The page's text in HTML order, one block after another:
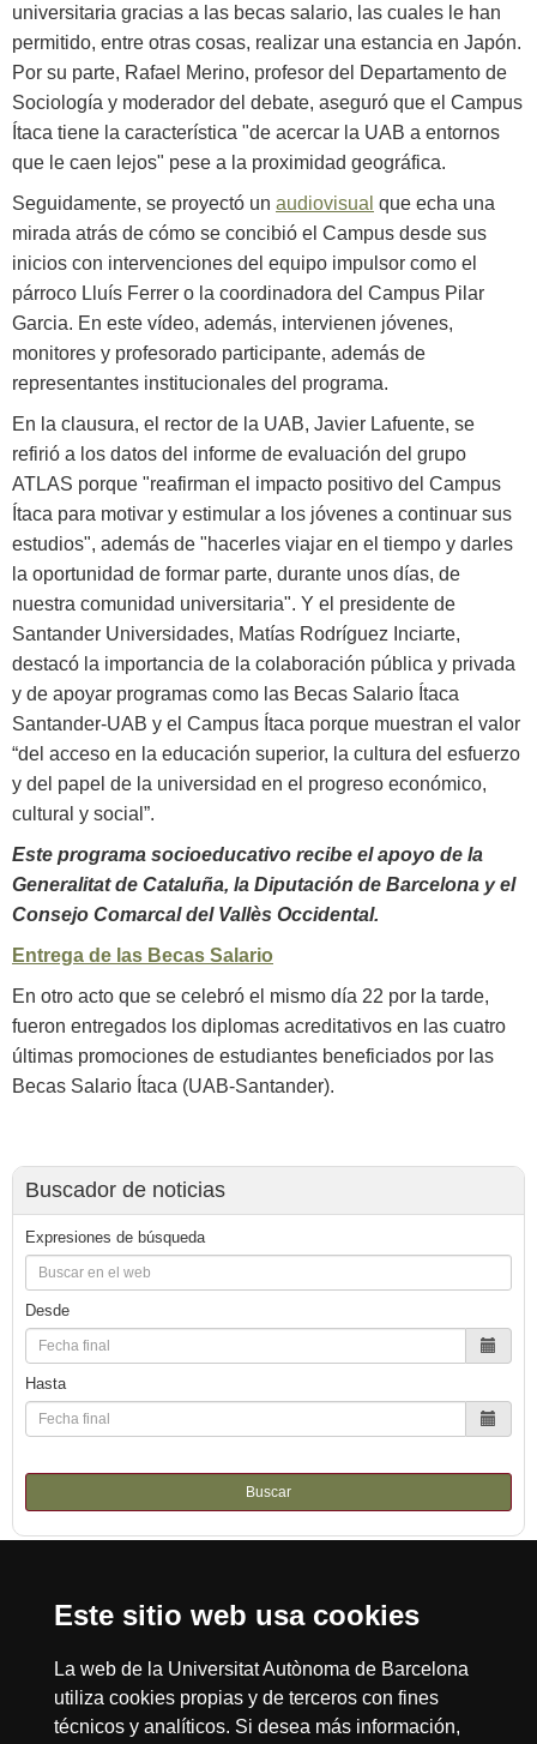
Este sitio web usa cookies
La web de la Universitat Autònoma de Barcelona
utiliza cookies propias y de terceros con fines
técnicos y analíticos. Si desea más información,
universitaria gracias a las becas salario, las cuales le han
permitido, entre otras cosas, realizar una estancia en Japón.
Por su parte, Rafael Merino, profesor del Departamento de
Sociología y moderador del debate, aseguró que el Campus
Ítaca tiene la característica "de acercar la UAB a entornos
que le caen lejos" pese a la proximidad geográfica.
Seguidamente, se proyectó un audiovisual que echa una
mirada atrás de cómo se concibió el Campus desde sus
inicios con intervenciones del equipo impulsor como el
párroco Lluís Ferrer o la coordinadora del Campus Pilar
Garcia. En este vídeo, además, intervienen jóvenes,
monitores y profesorado participante, además de
representantes institucionales del programa.
En la clausura, el rector de la UAB, Javier Lafuente, se
refirió a los datos del informe de evaluación del grupo
ATLAS porque "reafirman el impacto positivo del Campus
Ítaca para motivar y estimular a los jóvenes a continuar sus
estudios", además de "hacerles viajar en el tiempo y darles
la oportunidad de formar parte, durante unos días, de
nuestra comunidad universitaria". Y el presidente de
Santander Universidades, Matías Rodríguez Inciarte,
destacó la importancia de la colaboración pública y privada
y de apoyar programas como las Becas Salario Ítaca
Santander-UAB y el Campus Ítaca porque muestran el valor
“del acceso en la educación superior, la cultura del esfuerzo
y del papel de la universidad en el progreso económico,
cultural y social”.
Este programa socioeducativo recibe el apoyo de la
Generalitat de Cataluña, la Diputación de Barcelona y el
Consejo Comarcal del Vallès Occidental.
Entrega de las Becas Salario
En otro acto que se celebró el mismo día 22 por la tarde,
fueron entregados los diplomas acreditativos en las cuatro
últimas promociones de estudiantes beneficiados por las
Becas Salario Ítaca (UAB-Santander).
Buscador de noticias
Expresiones de búsqueda
Desde
Hasta
Buscar
Reconocimiento internacional de la excelencia
HR